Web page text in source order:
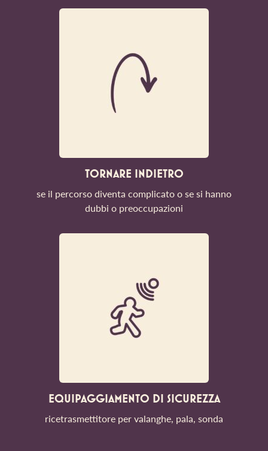
TORNARE INDIETRO
se il percorso diventa complicato o se si hanno
dubbi o preoccupazioni
EQUIPAGGIAMENTO DI SICUREZZA
ricetrasmettitore per valanghe, pala, sonda